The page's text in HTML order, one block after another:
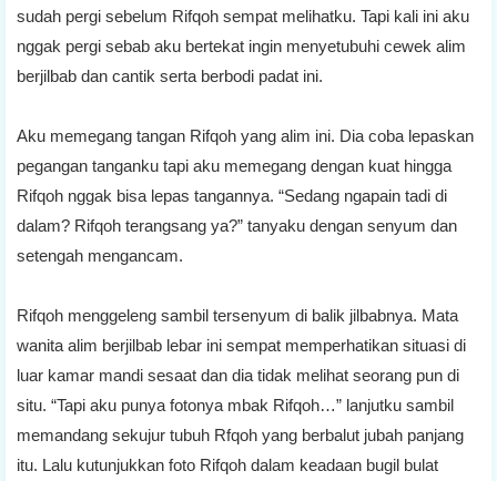
sudah pergi sebelum Rifqoh sempat melihatku. Tapi kali ini aku
nggak pergi sebab aku bertekat ingin menyetubuhi cewek alim
berjilbab dan cantik serta berbodi padat ini.
Aku memegang tangan Rifqoh yang alim ini. Dia coba lepaskan
pegangan tanganku tapi aku memegang dengan kuat hingga
Rifqoh nggak bisa lepas tangannya. “Sedang ngapain tadi di
dalam? Rifqoh terangsang ya?” tanyaku dengan senyum dan
setengah mengancam.
Rifqoh menggeleng sambil tersenyum di balik jilbabnya. Mata
wanita alim berjilbab lebar ini sempat memperhatikan situasi di
luar kamar mandi sesaat dan dia tidak melihat seorang pun di
situ. “Tapi aku punya fotonya mbak Rifqoh…” lanjutku sambil
memandang sekujur tubuh Rfqoh yang berbalut jubah panjang
itu. Lalu kutunjukkan foto Rifqoh dalam keadaan bugil bulat